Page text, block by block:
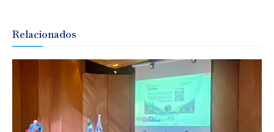
Relacionados